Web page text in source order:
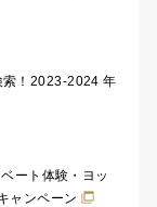
索！2023-2024 年
ート体験・ヨッ
ャンペーン